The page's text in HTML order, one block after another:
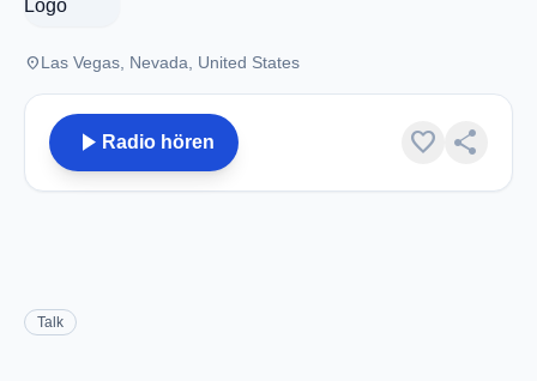
placeLas Vegas, Nevada, United States
play_arrow Radio hören favorite share
Talk